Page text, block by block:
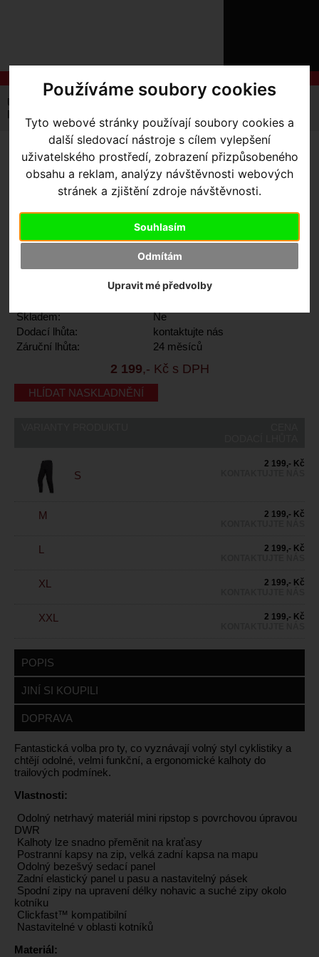
Používáme soubory cookies
Tyto webové stránky používají soubory cookies a
další sledovací nástroje s cílem vylepšení
uživatelského prostředí, zobrazení přizpůsobeného
obsahu a reklam, analýzy návštěvnosti webových
stránek a zjištění zdroje návštěvnosti.
Souhlasím
Odmítám
Upravit mé předvolby
NÁS
NÁKUPU
SLUŽBY
REGISTRACE
ZTRATILI
Úvodní strana
Pánské
KALHOTY ENDURA
HUMMVEE ZIP-OFF II -
ČERNÉ- M
Endura
Skladem:
Ne
Dodací lhůta:
kontaktujte nás
Záruční lhůta:
24 měsíců
2 199,- Kč s DPH
HLÍDAT NASKLADNĚNÍ
S
2 199,- Kč
M
2 199,- Kč
L
2 199,- Kč
XL
2 199,- Kč
XXL
2 199,- Kč
POPIS
JINÍ SI KOUPILI
DOPRAVA
​Fantastická volba pro ty, co vyznávají volný styl cyklistiky a
chtějí odolné, velmi funkční, a ergonomické kalhoty do
trailových podmínek.
Vlastnosti:
Odolný netrhavý materiál mini ripstop s povrchovou úpravou
DWR
Kalhoty lze snadno přeměnit na kraťasy
Postranní kapsy na zip, velká zadní kapsa na mapu
Odolný bezešvý sedací panel
Zadní elastický panel u pasu a nastavitelný pásek
Spodní zipy na upravení délky nohavic a suché zipy okolo
kotníku
Clickfast™ kompatibilní
Nastavitelné v oblasti kotníků
Materiál: